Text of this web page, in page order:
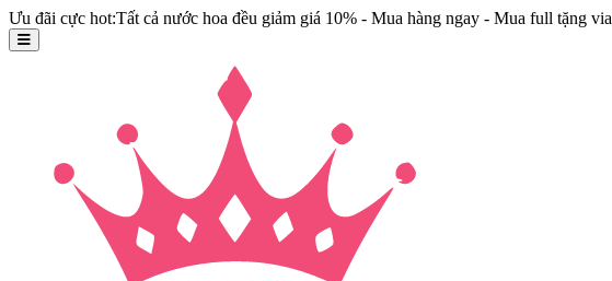
Ưu đãi cực hot:Tất cả nước hoa đều giảm giá 10% - Mua hàng ngay - Mua full tặng